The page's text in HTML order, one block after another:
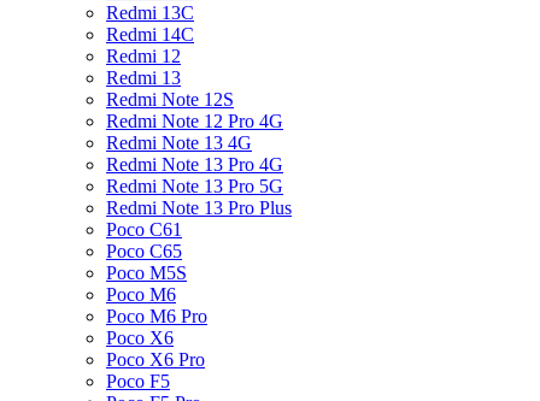
Redmi 13C
Redmi 14C
Redmi 12
Redmi 13
Redmi Note 12S
Redmi Note 12 Pro 4G
Redmi Note 13 4G
Redmi Note 13 Pro 4G
Redmi Note 13 Pro 5G
Redmi Note 13 Pro Plus
Poco C61
Poco C65
Poco M5S
Poco M6
Poco M6 Pro
Poco X6
Poco X6 Pro
Poco F5